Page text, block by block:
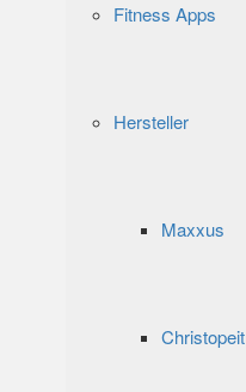
Fitness Apps
Hersteller
Maxxus
Christopeit